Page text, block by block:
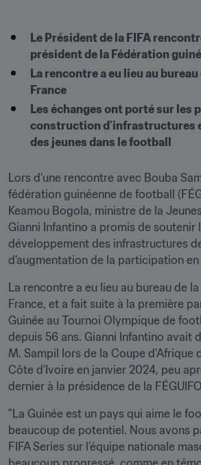
Le Président de la FIFA
président de la Fédération
La rencontre a eu lieu au bureau
France
Les échanges ont porté sur les
construction d’infrastructures
des jeunes dans le football
Lors d’une rencontre avec Bouba
fédération guinéenne de football
Keamou Bogola, ministre de la
Gianni Infantino a promis de soutenir
développement des infrastructures
d’augmentation de la participation en
La rencontre a eu lieu au bureau de la
France, et a fait suite à la première
Guinée au Tournoi Olympique de
depuis 56 ans. Gianni Infantino avait
M. Sampil lors de la Coupe d’Afrique
Côte d’Ivoire en janvier 2024, peu
dernier à la présidence de la
"La Guinée est un pays qui aime le
beaucoup de potentiel. Nous avons
FIFA Series sur l’équipe nationale